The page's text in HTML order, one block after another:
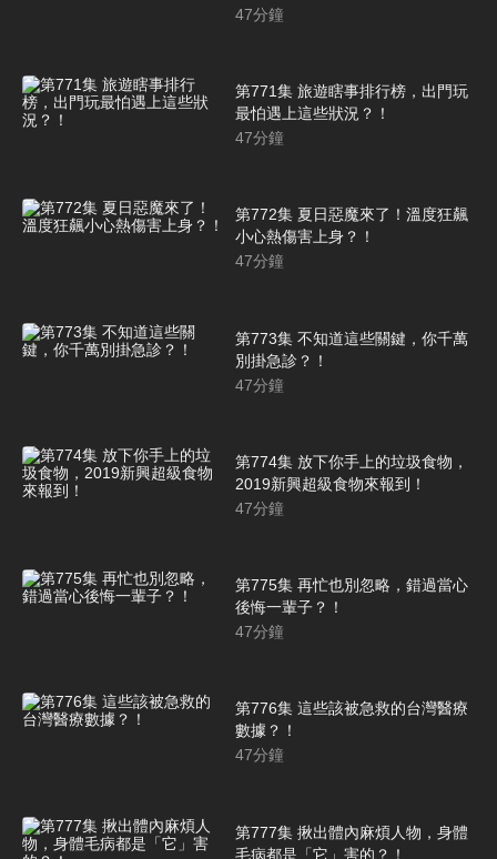
47分鐘
第771集 旅遊瞎事排行榜，出門玩
最怕遇上這些狀況？！
47分鐘
第772集 夏日惡魔來了！溫度狂飆
小心熱傷害上身？！
47分鐘
第773集 不知道這些關鍵，你千萬
別掛急診？！
47分鐘
第774集 放下你手上的垃圾食物，
2019新興超級食物來報到！
47分鐘
第775集 再忙也別忽略，錯過當心
後悔一輩子？！
47分鐘
第776集 這些該被急救的台灣醫療
數據？！
47分鐘
第777集 揪出體內麻煩人物，身體
毛病都是「它」害的？！